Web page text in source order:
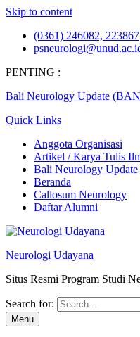
Skip to content
(0361) 246082, 223867
PENTING :
Bali Neurology Update
Quick Links
Anggota Organisasi
Artikel / Karya Tulis
Bali Neurology Update
Beranda
Callosum Neurology
Daftar Alumni
Neurologi Udayana
Situs Resmi Program Studi
Search for:
Menu